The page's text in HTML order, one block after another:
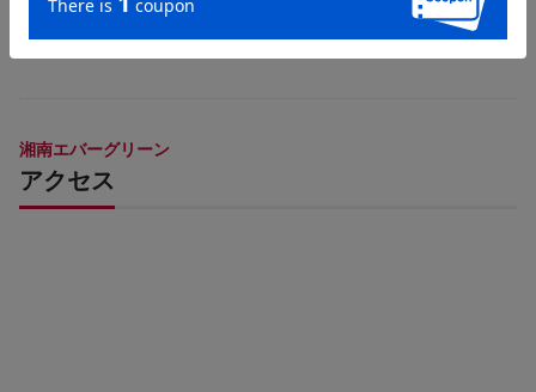
湘南エバーグリーン
アクセス